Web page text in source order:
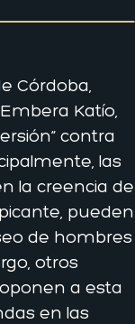
Córdoba,
Katío,
contra
las
la creencia de
pueden
de hombres
otros
a esta
en las